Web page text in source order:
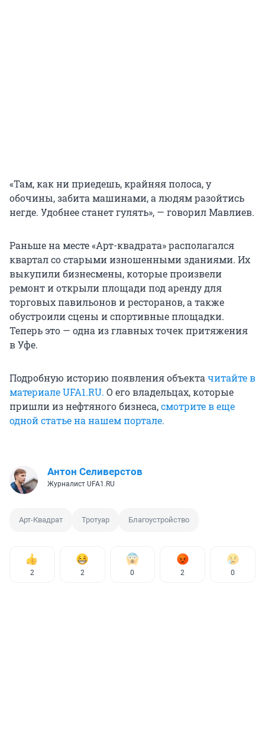
«Там, как ни приедешь, крайняя полоса, у
обочины, забита машинами, а людям разойтись
негде. Удобнее станет гулять», — говорил Мавлиев.
Раньше на месте «Арт-квадрата» располагался
квартал со старыми изношенными зданиями. Их
выкупили бизнесмены, которые произвели
ремонт и открыли площади под аренду для
торговых павильонов и ресторанов, а также
обустроили сцены и спортивные площадки.
Теперь это — одна из главных точек притяжения
в Уфе.
Подробную историю появления объекта читайте в
материале UFA1.RU. О его владельцах, которые
пришли из нефтяного бизнеса,смотрите в еще
одной статье на нашем портале.
Антон Селиверстов
Журналист UFA1.RU
Арт-Квадрат Тротуар Благоустройство
2 2 0 2 0